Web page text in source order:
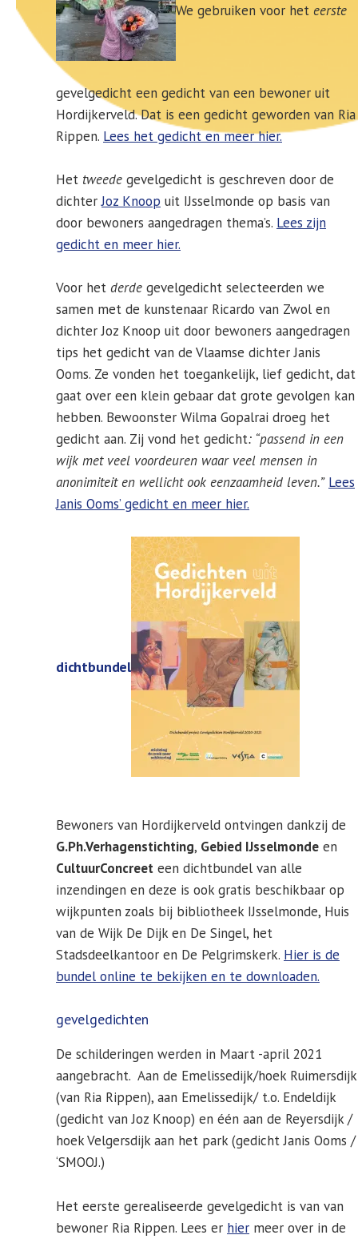
We gebruiken voor het eerste
gevelgedicht een gedicht van een bewoner uit
Hordijkerveld. Dat is een gedicht geworden van Ria
Rippen. Lees het gedicht en meer hier.
Het tweede gevelgedicht is geschreven door de
dichterJoz Knoop uit IJsselmonde op basis van
door bewoners aangedragen thema’s. Lees zijn
gedicht en meer hier.
Voor het derde gevelgedicht selecteerden we
samen met de kunstenaar Ricardo van Zwol en
dichter Joz Knoop uit door bewoners aangedragen
tips het gedicht van de Vlaamse dichter Janis
Ooms. Ze vonden het toegankelijk, lief gedicht, dat
gaat over een klein gebaar dat grote gevolgen kan
hebben. Bewoonster Wilma Gopalrai droeg het
gedicht aan. Zij vond het gedicht: “passend in een
wijk met veel voordeuren waar veel mensen in
anonimiteit en wellicht ook eenzaamheid leven.” Lees
Janis Ooms’ gedicht en meer hier.
dichtbundel
Bewoners van Hordijkerveld ontvingen dankzij de
G.Ph.Verhagenstichting, Gebied IJsselmonde en
CultuurConcreet een dichtbundel van alle
inzendingen en deze is ook gratis beschikbaar op
wijkpunten zoals bij bibliotheek IJsselmonde, Huis
van de Wijk De Dijk en De Singel, het
Stadsdeelkantoor en De Pelgrimskerk. Hier is de
bundel online te bekijken en te downloaden.
gevelgedichten
De schilderingen werden in Maart -april 2021
aangebracht. Aan de Emelissedijk/hoek Ruimersdijk
(van Ria Rippen), aan Emelissedijk/ t.o. Endeldijk
(gedicht van Joz Knoop) en één aan de Reyersdijk /
hoek Velgersdijk aan het park (gedicht Janis Ooms /
‘SMOOJ.)
Het eerste gerealiseerde gevelgedicht is van van
bewoner Ria Rippen. Lees er hier meer over in de